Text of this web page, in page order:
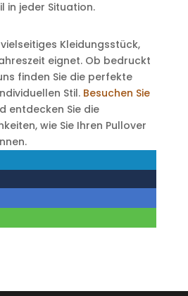
in jeder Situation.
Kleidungsstück,
eignet. Ob bedruckt
finden Sie die perfekte
Stil. Besuchen Sie
entdecken Sie die
wie Sie Ihren Pullover